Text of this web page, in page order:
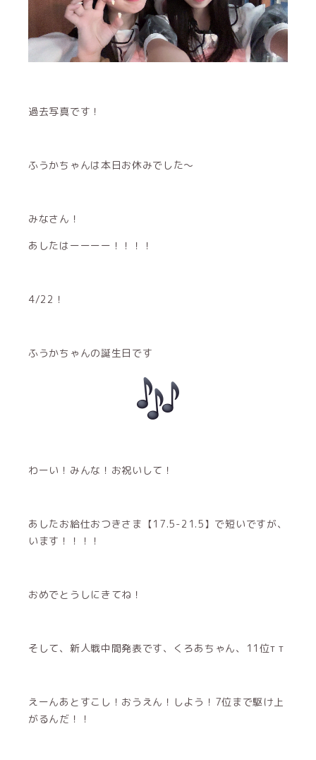
過去写真です！
ふうかちゃんは本日お休みでした〜
みなさん！
あしたはーーーー！！！！
4/22！
ふうかちゃんの誕生日です
わーい！みんな！お祝いして！
あしたお給仕おつきさま【17.5-21.5】で短いですが、
います！！！！
おめでとうしにきてね！
そして、新人戦中間発表です、くろあちゃん、11位‬т т
えーんあとすこし！おうえん！しよう！7位まで駆け上
がるんだ！！